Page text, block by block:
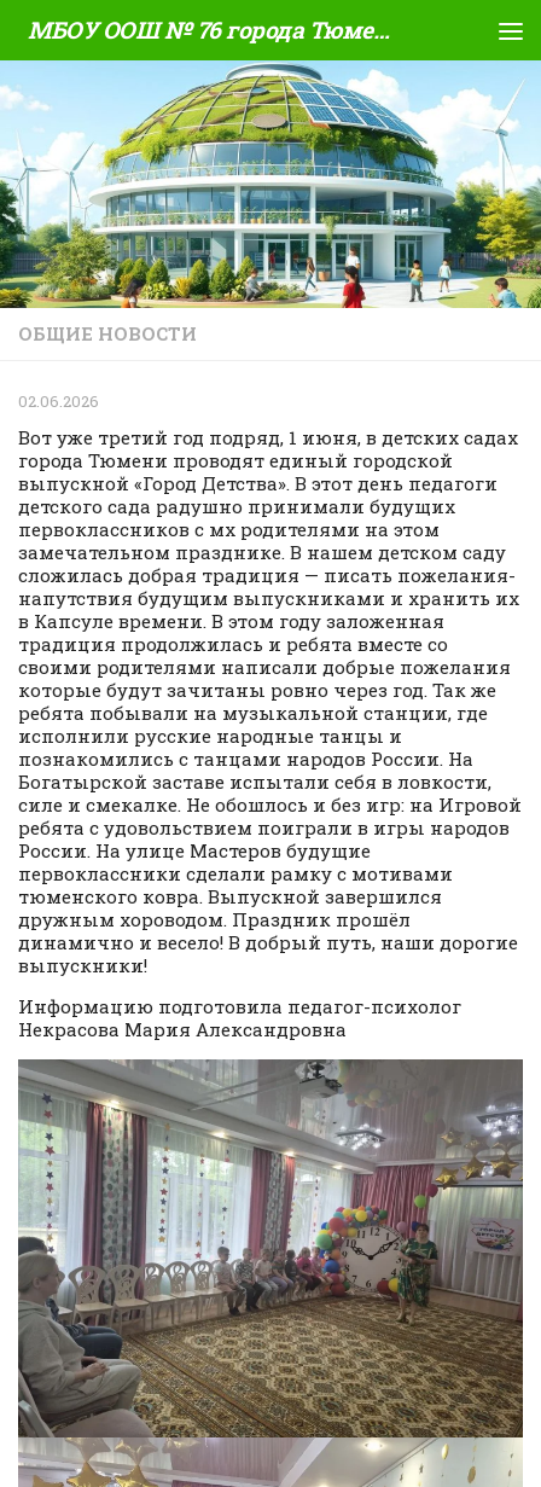
Skip to content МБОУ ООШ № 76 города Тюмени
ОБЩИЕ НОВОСТИ
02.06.2026
Вот уже третий год подряд, 1 июня, в детских садах
города Тюмени проводят единый городской
выпускной «Город Детства». В этот день педагоги
детского сада радушно принимали будущих
первоклассников с мх родителями на этом
замечательном празднике. В нашем детском саду
сложилась добрая традиция — писать пожелания-
напутствия будущим выпускниками и хранить их
в Капсуле времени. В этом году заложенная
традиция продолжилась и ребята вместе со
своими родителями написали добрые пожелания
которые будут зачитаны ровно через год. Так же
ребята побывали на музыкальной станции, где
исполнили русские народные танцы и
познакомились с танцами народов России. На
Богатырской заставе испытали себя в ловкости,
силе и смекалке. Не обошлось и без игр: на Игровой
ребята с удовольствием поиграли в игры народов
России. На улице Мастеров будущие
первоклассники сделали рамку с мотивами
тюменского ковра. Выпускной завершился
дружным хороводом. Праздник прошёл
динамично и весело! В добрый путь, наши дорогие
выпускники!
Информацию подготовила педагог-психолог
Некрасова Мария Александровна